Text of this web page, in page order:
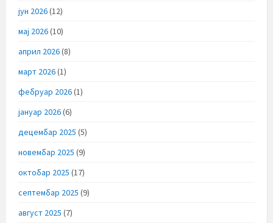
јун 2026(12)
мај 2026(10)
април 2026(8)
март 2026(1)
фебруар 2026(1)
јануар 2026(6)
децембар 2025 (5)
новембар 2025 (9)
октобар 2025 (17)
септембар 2025 (9)
август 2025 (7)